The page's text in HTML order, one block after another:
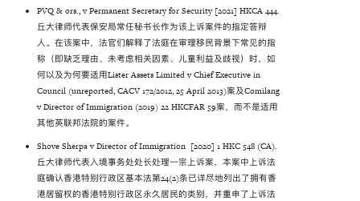
PVQ & ors., v Permanent Secretary for Security [2021] HKCA 444.
丘大律师代表保安局常任秘书长作为该上诉案件的指定答辩
人。在该案中，法官们解释了法庭在审理移民背景下常见的指
称（即缺乏理由、未考虑相关因素、儿童利益及歧视）时，如
何以及为何要适用Lister Assets Limited v Chief Executive in
Council (unreported, CACV 172/2012, 25 April 2013)案及Comilang
v Director of Immigration (2019) ‍22 HKCFAR 59案，而不是适用
其他英联邦法院的案件。
Shove Sherpa v Director of Immigration [2020] 1 HKC 548 (CA).
丘大律师代表入境事务处处长处理一宗上诉案，本案中上诉法
庭确认香港特别行政区基本法第24(2)条已详尽地列出了拥有香
港居留权的香港特别行政区永久居民的类别，并重申了上诉法